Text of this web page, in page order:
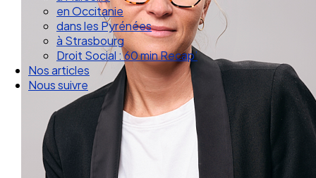
à Marseille
en Occitanie
dans les Pyrénées
à Strasbourg
Droit Social : 60 min Recap’
Nos articles
Nous suivre